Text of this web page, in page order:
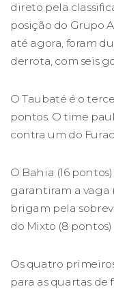
direto pela
posição do Grupo
até agora, foram
derrota, com seis
O Taubaté é o
pontos. O time
contra um do
O Bahia (16
garantiram a vaga
brigam pela
do Mixto (8 pontos)
Os quatro
para as quartas